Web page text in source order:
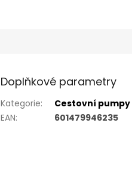
Doplňkové parametry
Kategorie:
Cestovní pumpy
EAN: 601479946235